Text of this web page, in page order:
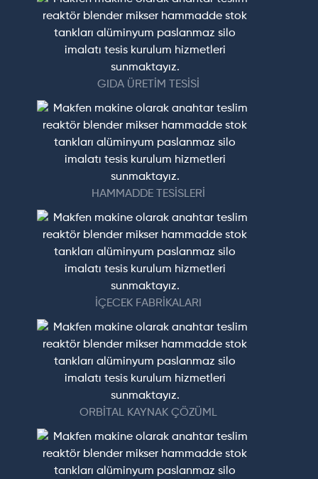
GIDA ÜRETİM TESİSİ
HAMMADDE TESİSLERİ
İÇECEK FABRİKALARI
ORBİTAL KAYNAK ÇÖZÜML